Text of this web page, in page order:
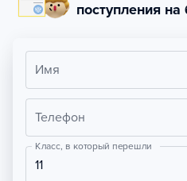
поступления
Имя
Телефон
Класс, в который перешли
11